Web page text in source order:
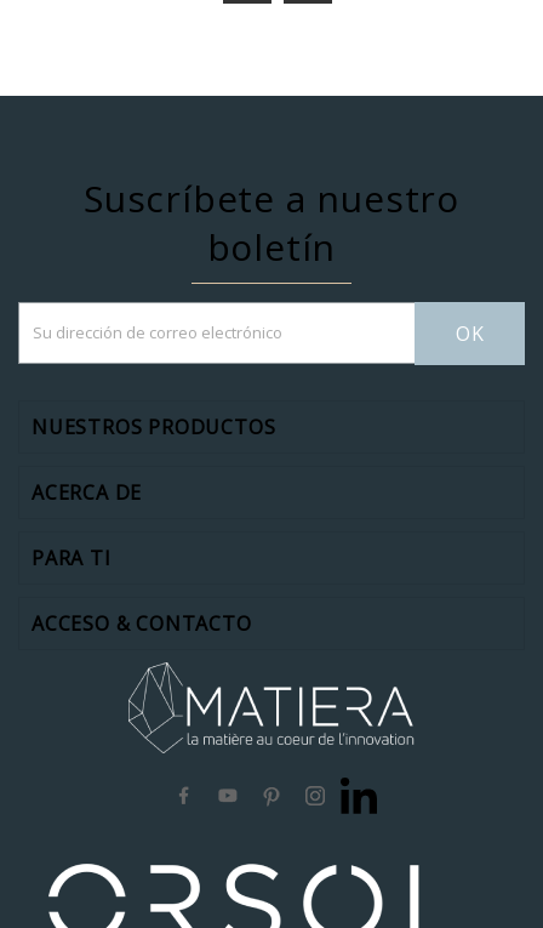
Suscríbete a nuestro
boletín
OK
NUESTROS PRODUCTOS
ACERCA DE
PARA TI
ACCESO & CONTACTO